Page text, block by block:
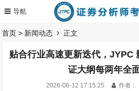
首页 > 新闻动态 正文
贴合行业高速更新迭代，JYPC
证大纲每两年全
2026-06-12 17:15:25 作者 :